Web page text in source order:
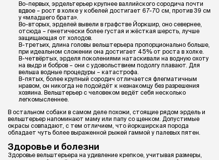
Во-первых, эрдельтерьер крупнее валлийского сородича почти
вдвое – рост в холке у кобелей достигает 67-70 см, против 39 см
у «младшего брата».
Во-вторых, эрделей вывели в графстве Йоркшир, оно севернее,
отсюда – генетически более густая и жёсткая шерсть, лучше
защищающая от холодов.
В-третьих, длина головы вельштерьера пропорционально больше,
при идеальном сложении она достигает 45% от роста в холке.
В-четвёртых, эрделя поколениями натаскивали на водную охоту
на выдр и бобров – они с удовольствием подолгу плавают. Для
вельша водные процедуры – катастрофа.
В-пятых, более крупный сородич отличается флегматичным
нравом, он никогда не подойдёт к незнакомцу без разрешения
хозяина. Вельштерьер с человеком ведёт себя несколько
легкомысленнее.
В остальном собаки в самом деле похожи, стоящие рядом эрдель и
вельштерьер напоминают маму или папу со щенком. Допустимые
окрасы совпадают, с тем отличием, что йоркширская порода
обладает чуть более выраженной рыжей гаммой у палевых пятен.
Здоровье и болезни
Здоровье вельштерьера на удивление крепкое, учитывая размеры,